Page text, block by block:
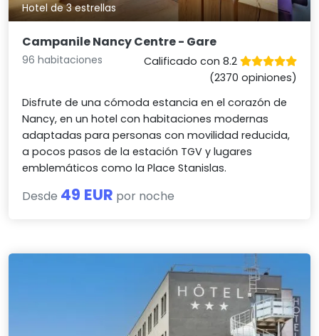
Hotel de 3 estrellas
Campanile Nancy Centre - Gare
96 habitaciones
Calificado con 8.2
(2370 opiniones)
Disfrute de una cómoda estancia en el corazón de
Nancy, en un hotel con habitaciones modernas
adaptadas para personas con movilidad reducida,
a pocos pasos de la estación TGV y lugares
emblemáticos como la Place Stanislas.
Desde 49 EUR por noche